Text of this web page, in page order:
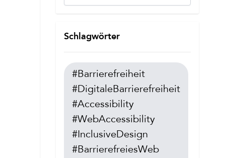
Schlagwörter
#Barrierefreiheit
#DigitaleBarrierefreiheit
#Accessibility
#WebAccessibility
#InclusiveDesign
#BarrierefreiesWeb